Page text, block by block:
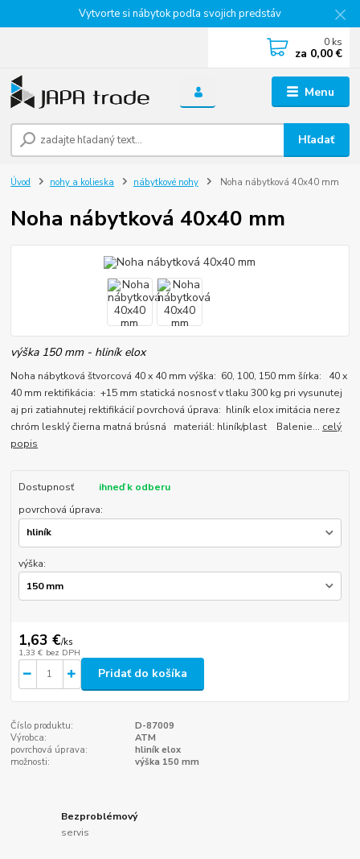
Vytvorte si nábytok podľa svojich predstáv
Menu
Hľadať
0 ks
za 0,00 €
Úvod nohy a kolieska nábytkové nohy Noha nábytková 40x40 mm
Noha nábytková 40x40 mm
výška 150 mm - hliník elox
Noha nábytková štvorcová 40 x 40 mm výška: 60, 100, 150 mm šírka: 40 x
40 mm rektifikácia: +15 mm statická nosnosť v tlaku 300 kg pri vysunutej
aj pri zatiahnutej rektifikácií povrchová úprava: hliník elox imitácia nerez
chróm lesklý čierna matná brúsná materiál: hliník/plast Balenie... celý
popis
Dostupnosť
ihneď k odberu
povrchová úprava:
výška:
1,63 €/ks
1,33 € bez DPH
Pridať do košíka
Číslo produktu:
D-87009
Výrobca:
ATM
povrchová úprava:
hliník elox
možnosti:
výška 150 mm
Bezproblémový
servis